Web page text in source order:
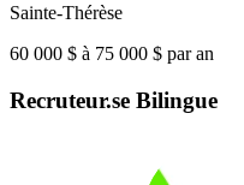
Sainte-Thérèse
60 000 $ à 75 000 $ par an
Recruteur.se Bilingue